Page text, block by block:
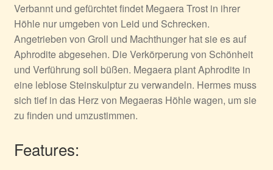
Verbannt und gefürchtet findet Megaera Trost in ihrer
Höhle nur umgeben von Leid und Schrecken.
Angetrieben von Groll und Machthunger hat sie es auf
Aphrodite abgesehen. Die Verkörperung von Schönheit
und Verführung soll büßen. Megaera plant Aphrodite in
eine leblose Steinskulptur zu verwandeln. Hermes muss
sich tief in das Herz von Megaeras Höhle wagen, um sie
zu finden und umzustimmen.
Features: